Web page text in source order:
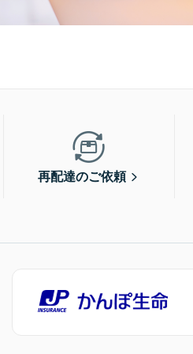
再配達のご依頼